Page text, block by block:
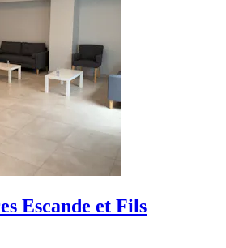
Escande et Fils